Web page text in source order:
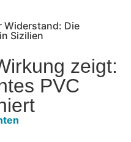
Widerstand: Die
Sizilien
zeigt:
PVC